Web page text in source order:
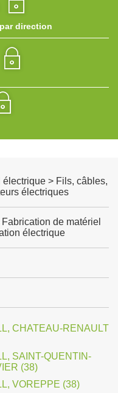
direction
électrique > Fils, câbles,
électriques
de matériel
électrique
CHATEAU-RENAULT
SAINT-QUENTIN-
(38)
VOREPPE (38)